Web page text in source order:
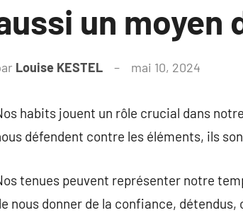
un moyen
Louise KESTEL mai 10, 2024
habits jouent un rôle crucial dans
défendent contre les éléments, ils
tenues peuvent représenter notre
nous donner de la confiance,